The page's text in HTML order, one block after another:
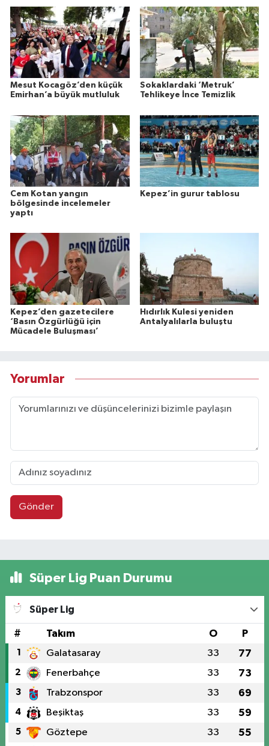
Mesut Kocagöz’den küçük
Emirhan’a büyük mutluluk
Sokaklardaki ‘Metruk’
Tehlikeye İnce Temizlik
Cem Kotan yangın
bölgesinde incelemeler
yaptı
Kepez’in gurur tablosu
Kepez’den gazetecilere
‘Basın Özgürlüğü için
Mücadele Buluşması’
Hıdırlık Kulesi yeniden
Antalyalılarla buluştu
Yorumlar
Gönder
Süper Lig Puan Durumu
Süper Lig
# Takım O P
1 Galatasaray 33 77
2 Fenerbahçe 33 73
3 Trabzonspor 33 69
4 Beşiktaş 33 59
5 Göztepe 33 55